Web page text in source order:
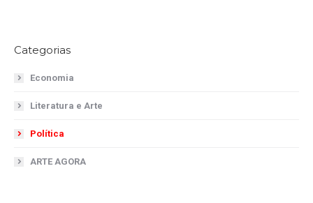
Categorias
Economia
Literatura e Arte
Política
ARTE AGORA